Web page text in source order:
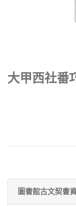
大甲西社番
圖書館古文契書